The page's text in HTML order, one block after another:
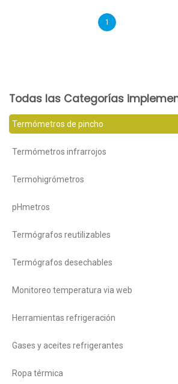
1
Todas las Categorías
Termómetros de pincho
Termómetros infrarrojos
Termohigrómetros
pHmetros
Termógrafos reutilizables
Termógrafos desechables
Monitoreo temperatura via web
Herramientas refrigeración
Gases y aceites refrigerantes
Ropa térmica